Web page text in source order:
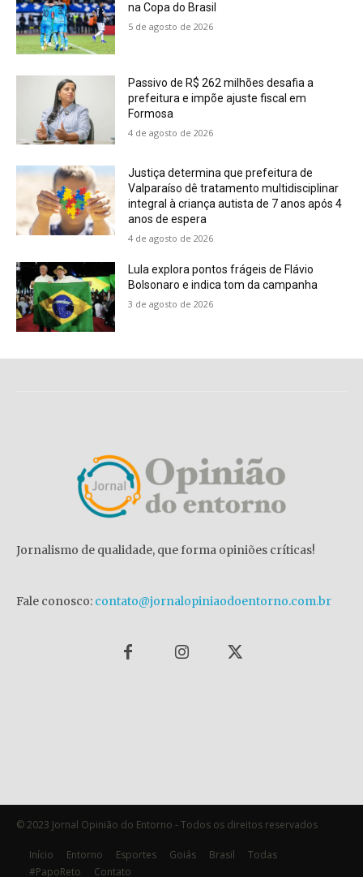
na Copa do Brasil
5 de agosto de 2026
Passivo de R$ 262 milhões desafia a
prefeitura e impõe ajuste fiscal em
Formosa
4 de agosto de 2026
Justiça determina que prefeitura de
Valparaíso dê tratamento multidisciplinar
integral à criança autista de 7 anos após 4
anos de espera
4 de agosto de 2026
Lula explora pontos frágeis de Flávio
Bolsonaro e indica tom da campanha
3 de agosto de 2026
Jornalismo de qualidade, que forma opiniões críticas!
Fale conosco: contato@jornalopiniaodoentorno.com.br
© 2023 Jornal Opinião do Entorno - Todos os direitos reservados
Início Entorno Esportes Goiás Brasil
Todas
#PapoReto
Contato